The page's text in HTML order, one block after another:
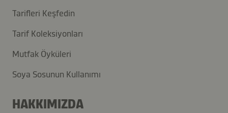
Tarifleri Keşfedin
Tarif Koleksiyonları
Mutfak Öyküleri
Soya Sosunun Kullanımı
HAKKIMIZDA